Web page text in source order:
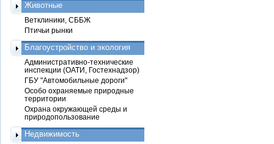
Животные
Ветклиники, СББЖ
Птичьи рынки
Благоустройство и экология
Административно-технические
инспекции (ОАТИ, Гостехнадзор)
ГБУ "Автомобильные дороги"
Особо охраняемые природные
территории
Охрана окружающей среды и
природопользование
Недвижимость